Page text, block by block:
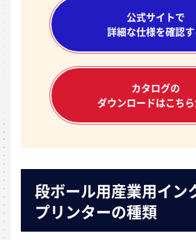
公式サイトで
詳細な仕様を確認
カタログの
ダウンロードはこち
段ボール用産業用イン
プリンターの種類